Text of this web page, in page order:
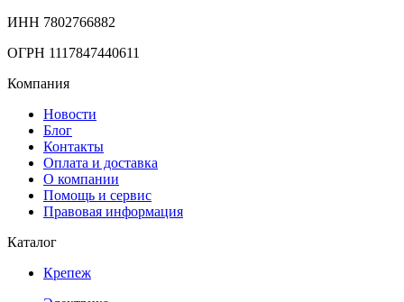
ИНН 7802766882
ОГРН 1117847440611
Компания
Новости
Блог
Контакты
Оплата и доставка
О компании
Помощь и сервис
Правовая информация
Каталог
Крепеж